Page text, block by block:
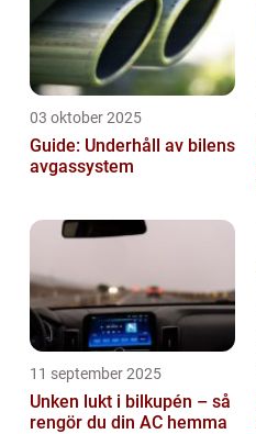
03 oktober 2025
Guide: Underhåll av bilens
avgassystem
11 september 2025
Unken lukt i bilkupén – så
rengör du din AC hemma